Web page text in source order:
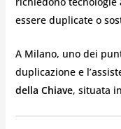
essere duplicate o
A Milano, uno dei
duplicazione e
della Chiave, situata in